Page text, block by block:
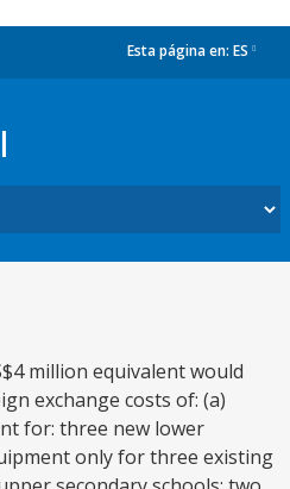
Esta página en: ES
million equivalent would
exchange costs of: (a)
for: three new lower
only for three existing